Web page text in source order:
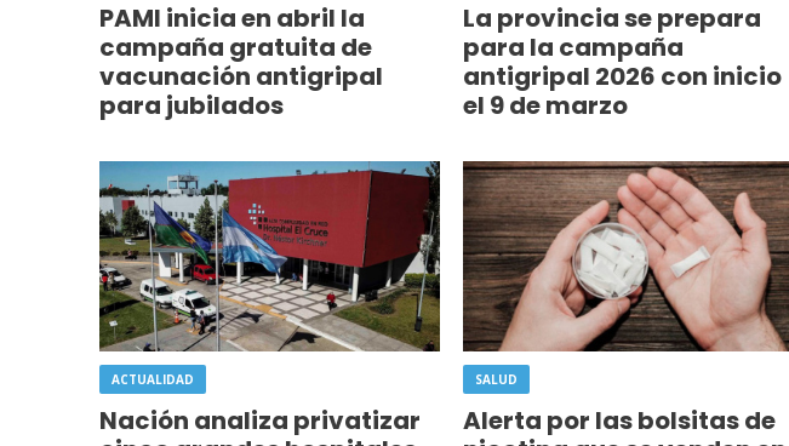
PAMI inicia en abril la
campaña gratuita de
vacunación antigripal
para jubilados
La provincia se prepara
para la campaña
antigripal 2026 con inicio
el 9 de marzo
ACTUALIDAD
Nación analiza privatizar
SALUD
Alerta por las bolsitas de